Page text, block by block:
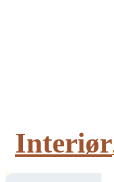
Interiør